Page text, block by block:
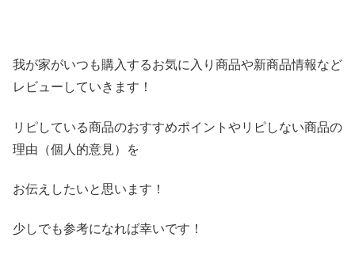
我が家がいつも購入するお気に入り商品や新商品情報など
レビ ューしていきます！
リピしている商品のおすすめポイントやリピしない商品の
理由（個人的意見）を
お伝えしたいと思います！
少しでも参考になれば幸いです！